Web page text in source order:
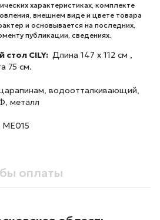
характеристиках, комплекте
внешнем виде и цвете товара
и основывается на последних,
публикации, сведениях.
стол CILY: Длина 147 х 112 см ,
75 см.
водоотталкивающий,
металл
оплаты